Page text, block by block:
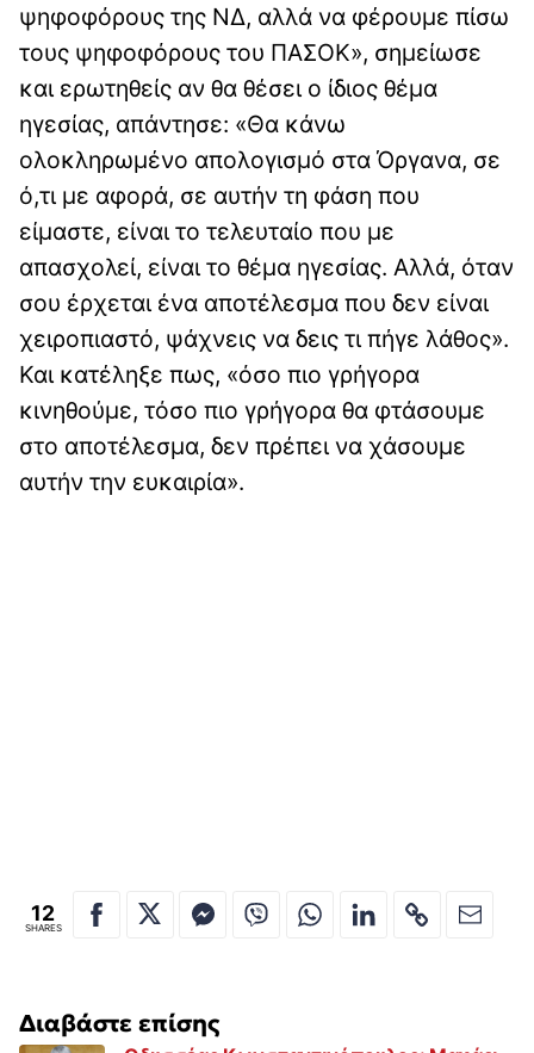
ψηφοφόρους της ΝΔ, αλλά να φέρουμε πίσω
τους ψηφοφόρους του ΠΑΣΟΚ», σημείωσε
και ερωτηθείς αν θα θέσει ο ίδιος θέμα
ηγεσίας, απάντησε: «Θα κάνω
ολοκληρωμένο απολογισμό στα Όργανα, σε
ό,τι με αφορά, σε αυτήν τη φάση που
είμαστε, είναι το τελευταίο που με
απασχολεί, είναι το θέμα ηγεσίας. Αλλά, όταν
σου έρχεται ένα αποτέλεσμα που δεν είναι
χειροπιαστό, ψάχνεις να δεις τι πήγε λάθος».
Και κατέληξε πως, «όσο πιο γρήγορα
κινηθούμε, τόσο πιο γρήγορα θα φτάσουμε
στο αποτέλεσμα, δεν πρέπει να χάσουμε
αυτήν την ευκαιρία».
12
SHARES
Διαβάστε επίσης